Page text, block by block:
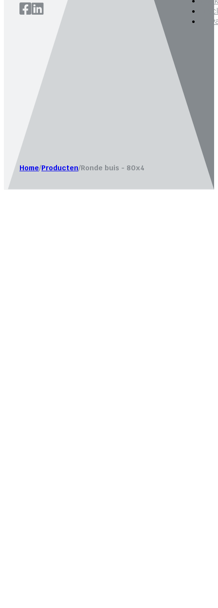
Website laten maken door Bureau Magneet – Online
Home/Producten/Ronde buis - 80x4